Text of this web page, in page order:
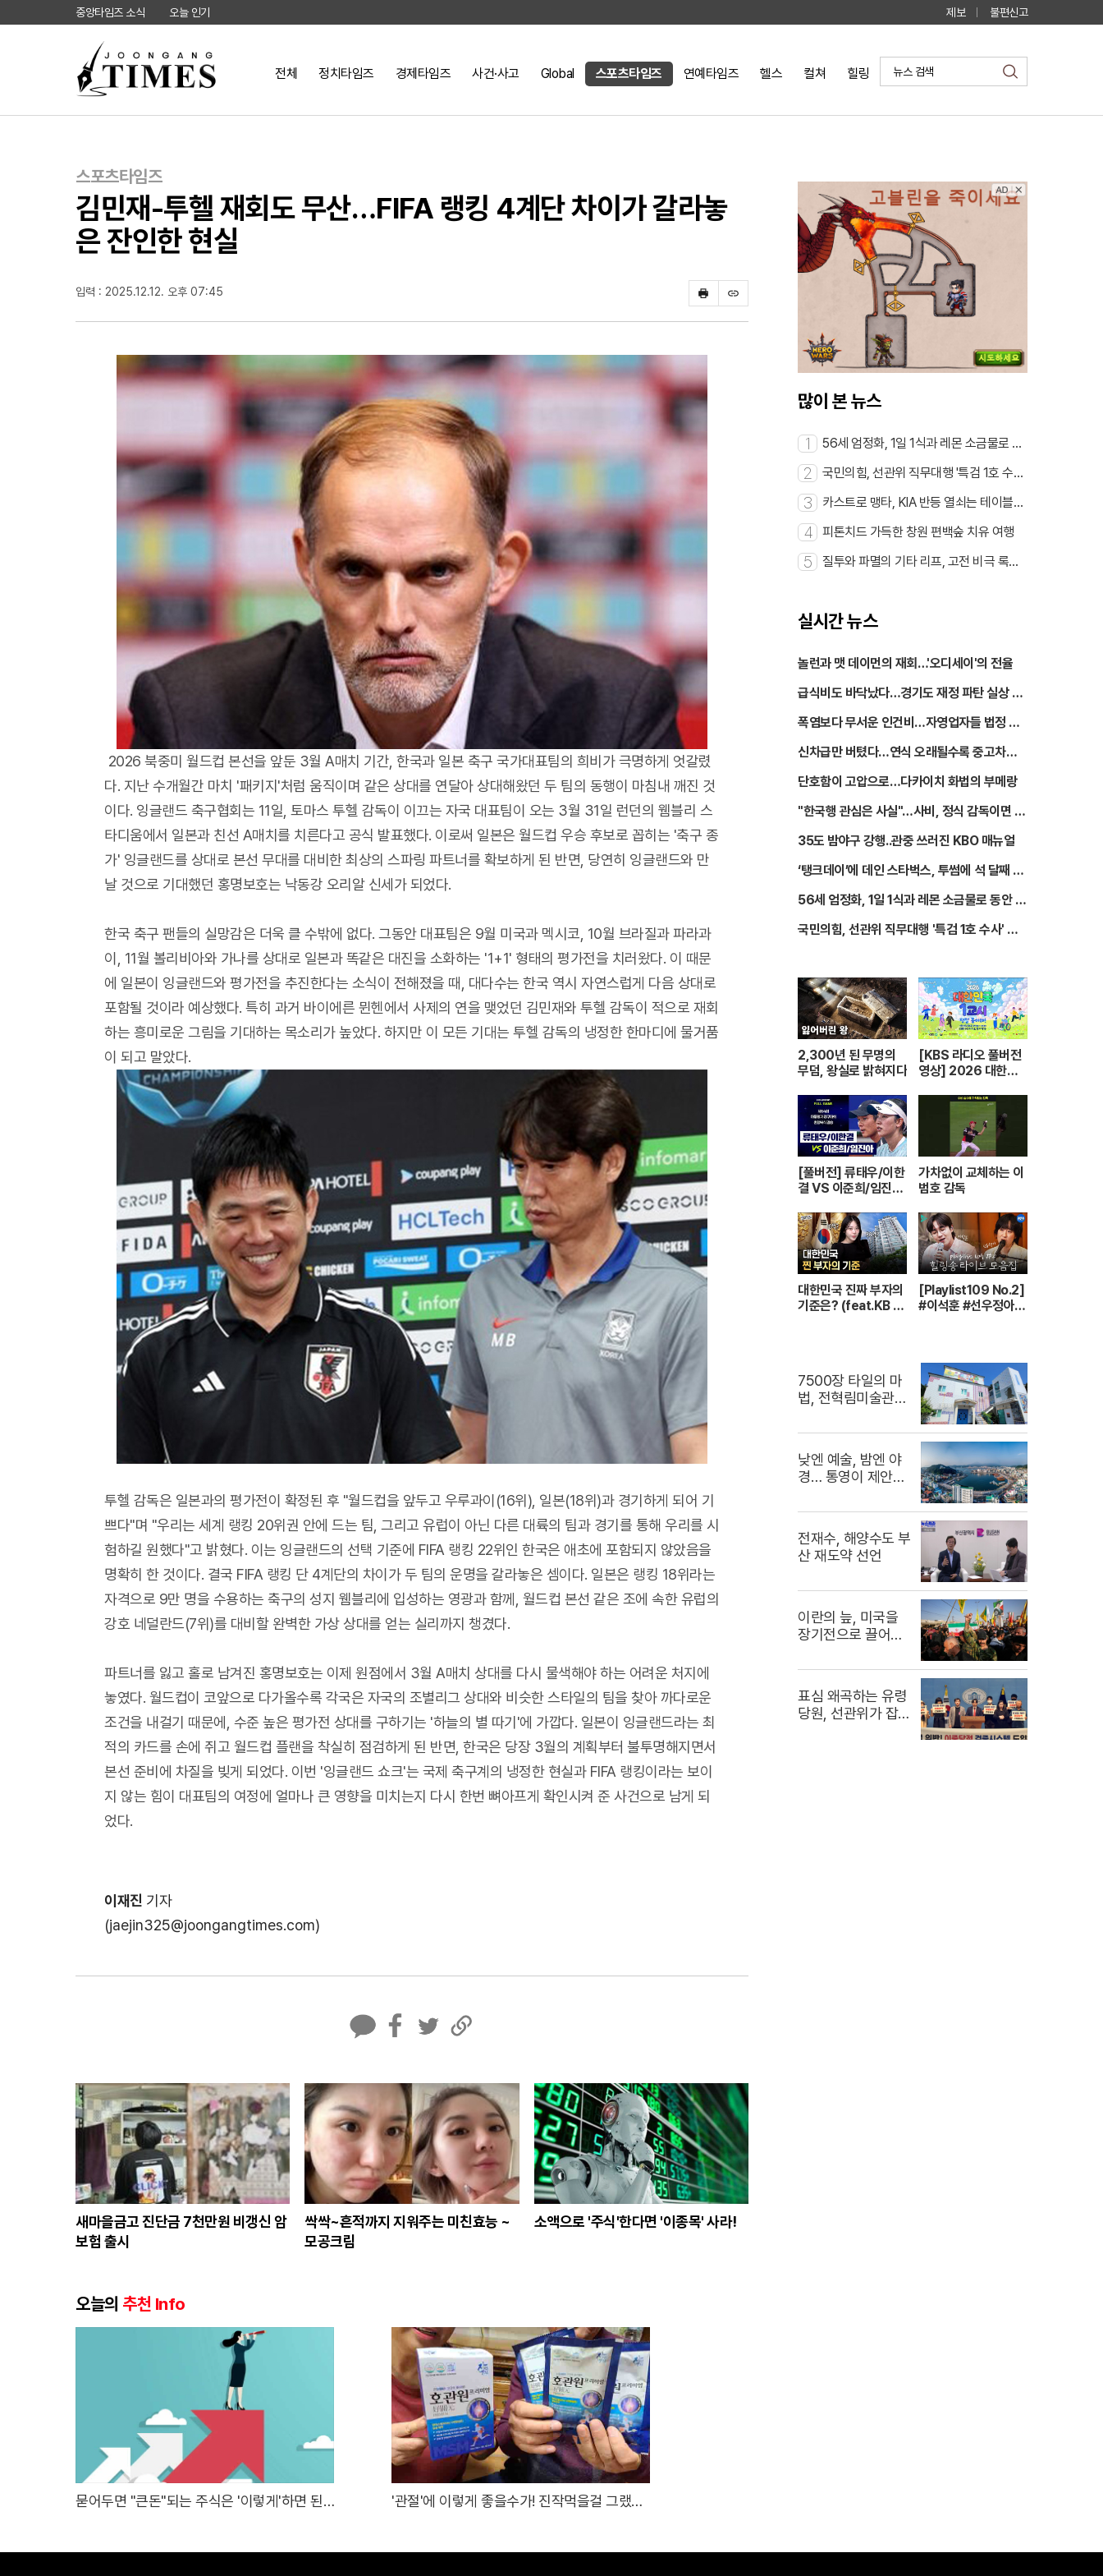
중앙타임즈 소식 오늘 인기 제보 불편신고
검
전체 정치타임즈 경제타임즈 사건·사고 Global 스포츠타임즈 연예타임즈 헬스 컬쳐 힐링
스포츠타임즈
김민재-투헬 재회도 무산…FIFA 랭킹 4계단 차이가 갈라놓
은 잔인한 현실
프
스
입력 : 2025.12.12. 오후 07:45
2026 북중미 월드컵 본선을 앞둔 3월 A매치 기간, 한국과 일본 축구 국가대표팀의 희비가 극명하게 엇갈렸
다. 지난 수개월간 마치 '패키지'처럼 움직이며 같은 상대를 연달아 상대해왔던 두 팀의 동행이 마침내 깨진 것
이다. 잉글랜드 축구협회는 11일, 토마스 투헬 감독이 이끄는 자국 대표팀이 오는 3월 31일 런던의 웸블리 스
타디움에서 일본과 친선 A매치를 치른다고 공식 발표했다. 이로써 일본은 월드컵 우승 후보로 꼽히는 '축구 종
가' 잉글랜드를 상대로 본선 무대를 대비한 최상의 스파링 파트너를 확보하게 된 반면, 당연히 잉글랜드와 만
날 것으로 기대했던 홍명보호는 낙동강 오리알 신세가 되었다.
한국 축구 팬들의 실망감은 더욱 클 수밖에 없다. 그동안 대표팀은 9월 미국과 멕시코, 10월 브라질과 파라과
이, 11월 볼리비아와 가나를 상대로 일본과 똑같은 대진을 소화하는 '1+1' 형태의 평가전을 치러왔다. 이 때문
에 일본이 잉글랜드와 평가전을 추진한다는 소식이 전해졌을 때, 대다수는 한국 역시 자연스럽게 다음 상대로
포함될 것이라 예상했다. 특히 과거 바이에른 뮌헨에서 사제의 연을 맺었던 김민재와 투헬 감독이 적으로 재회
하는 흥미로운 그림을 기대하는 목소리가 높았다. 하지만 이 모든 기대는 투헬 감독의 냉정한 한마디에 물거품
이 되고 말았다.
투헬 감독은 일본과의 평가전이 확정된 후 "월드컵을 앞두고 우루과이(16위), 일본(18위)과 경기하게 되어 기
쁘다"며 "우리는 세계 랭킹 20위권 안에 드는 팀, 그리고 유럽이 아닌 다른 대륙의 팀과 경기를 통해 우리를 시
험하길 원했다"고 밝혔다. 이는 잉글랜드의 선택 기준에 FIFA 랭킹 22위인 한국은 애초에 포함되지 않았음을
명확히 한 것이다. 결국 FIFA 랭킹 단 4계단의 차이가 두 팀의 운명을 갈라놓은 셈이다. 일본은 랭킹 18위라는
자격으로 9만 명을 수용하는 축구의 성지 웸블리에 입성하는 영광과 함께, 월드컵 본선 같은 조에 속한 유럽의
강호 네덜란드(7위)를 대비할 완벽한 가상 상대를 얻는 실리까지 챙겼다.
파트너를 잃고 홀로 남겨진 홍명보호는 이제 원점에서 3월 A매치 상대를 다시 물색해야 하는 어려운 처지에
놓였다. 월드컵이 코앞으로 다가올수록 각국은 자국의 조별리그 상대와 비슷한 스타일의 팀을 찾아 까다로운
조건을 내걸기 때문에, 수준 높은 평가전 상대를 구하기는 '하늘의 별 따기'에 가깝다. 일본이 잉글랜드라는 최
적의 카드를 손에 쥐고 월드컵 플랜을 착실히 점검하게 된 반면, 한국은 당장 3월의 계획부터 불투명해지면서
본선 준비에 차질을 빚게 되었다. 이번 '잉글랜드 쇼크'는 국제 축구계의 냉정한 현실과 FIFA 랭킹이라는 보이
지 않는 힘이 대표팀의 여정에 얼마나 큰 영향을 미치는지 다시 한번 뼈아프게 확인시켜 준 사건으로 남게 되
었다.
이재진 기자
(jaejin325@joongangtimes.com)
톡
북
복
사
새마을금고 진단금 7천만원 비갱신 암
보험 출시
싹싹~흔적까지 지워주는 미친효능 ~
모공크림
소액으로 '주식'한다면 '이종목' 사라!
오늘의 추천 Info
묻어두면 "큰돈"되는 주식은 '이렇게'하면 된
'관절'에 이렇게 좋을수가! 진작먹을걸 그랬어
많이 본 뉴스
1
56세 엄정화, 1일 1식과 레몬 소금물로 동
안 완성
2
국민의힘, 선관위 직무대행 '특검 1호 수사'
촉구
3
카스트로 맹타, KIA 반등 열쇠는 테이블세
터
4 피톤치드 가득한 창원 편백숲 치유 여행
5
질투와 파멸의 기타 리프, 고전 비극 록으
실시간 뉴스
놀런과 맷 데이먼의 재회…'오디세이'의 전율
급식비도 바닥났다…경기도 재정 파탄 실상 공
개
폭염보다 무서운 인건비…자영업자들 법정 투
쟁
신차급만 버텼다…연식 오래될수록 중고차값
뚝
단호함이 고압으로…다카이치 화법의 부메랑
"한국행 관심은 사실"…사비, 정식 감독이면 수
35도 밤야구 강행..관중 쓰러진 KBO 매뉴얼
‘탱크데이’에 데인 스타벅스, 투썸에 석 달째 밀
56세 엄정화, 1일 1식과 레몬 소금물로 동안 완
국민의힘, 선관위 직무대행 '특검 1호 수사' 촉
2,300년 된 무명의
무덤, 왕실로 밝혀지다
[KBS 라디오 풀버전
영상] 2026 대한민
해!”ㅣKBS 26042
[풀버전] 류태우/이한
결 VS 이준희/임진아
합정구대회 혼합복식
결승 (26.07.22 방
송)
가차없이 교체하는 이
범호 감독
대한민국 진짜 부자의
기준은? (feat.KB 2
[Playlist109 No.2]
#이석훈 #선우정아
선우정아 MBC2607
28방송
7500장 타일의 마
법, 전혁림미술관이
낮엔 예술, 밤엔 야
경… 통영이 제안하
전재수, 해양수도 부
산 재도약 선언
이란의 늪, 미국을
장기전으로 끌어들
표심 왜곡하는 유령
당원, 선관위가 잡는